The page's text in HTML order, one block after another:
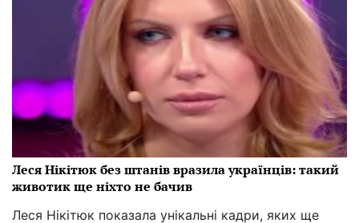
Леся Нікітюк без штанів вразила українців: такий
животик ще ніхто не бачив
Леся Нікітюк показала унікальні кадри, яких ще